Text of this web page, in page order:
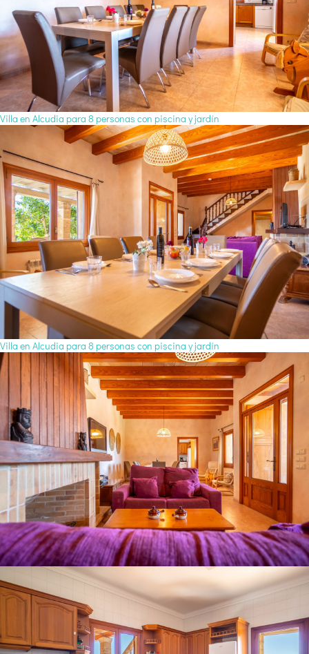
Villa en Alcudia para 8 personas con piscina y jardín
Villa en Alcudia para 8 personas con piscina y jardín